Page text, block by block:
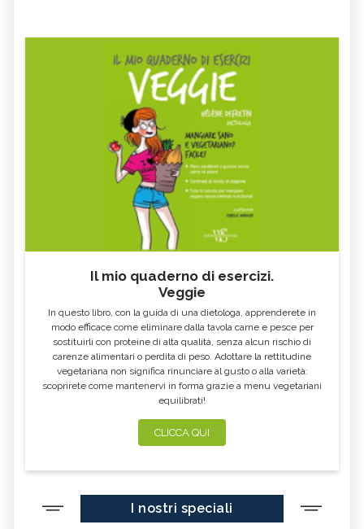
Il mio quaderno di esercizi.
Veggie
In questo libro, con la guida di una dietologa, apprenderete in
modo efficace come eliminare dalla tavola carne e pesce per
sostituirli con proteine di alta qualità, senza alcun rischio di
carenze alimentari o perdita di peso. Adottare la rettitudine
vegetariana non significa rinunciare al gusto o alla varietà:
scoprirete come mantenervi in forma grazie a menu vegetariani
equilibrati!
CLICCA QUI
I nostri speciali